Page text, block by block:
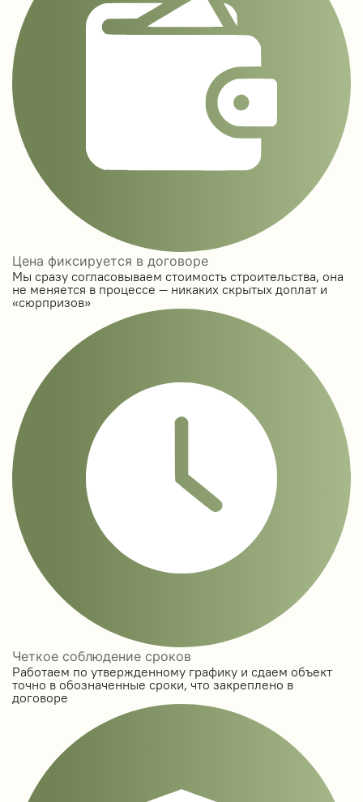
Цена фиксируется в договоре
Мы сразу согласовываем стоимость строительства, она
не меняется в процессе — никаких скрытых доплат и
«сюрпризов»
Четкое соблюдение сроков
Работаем по утвержденному графику и сдаем объект
точно в обозначенные сроки, что закреплено в
договоре